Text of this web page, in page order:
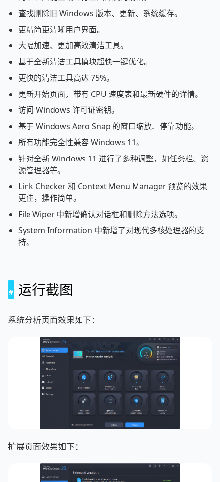
查找删除旧 Windows 版本、更新、系统缓存。
更精简更清晰用户界面。
大幅加速、更加高效清洁工具。
基于全新清洁工具模块超快一键优化。
更快的清洁工具高达 75%。
更新开始页面，带有 CPU 速度表和最新硬件的详情。
访问 Windows 许可证密钥。
基于 Windows Aero Snap 的窗口缩放、停靠功能。
所有功能完全性兼容 Windows 11。
针对全新 Windows 11 进行了多种调整，如任务栏、资
源管理器等。
Link Checker 和 Context Menu Manager 预览的效果
更佳，操作简单。
File Wiper 中新增确认对话框和删除方法选项。
System Information 中新增了对现代多核处理器的支
持。
运行截图
系统分析页面效果如下：
扩展页面效果如下：